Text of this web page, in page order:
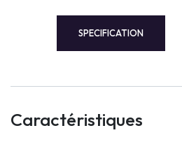
SPECIFICATION
Caractéristiques